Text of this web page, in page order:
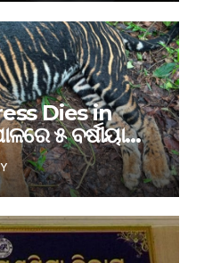
Dies in
୫ ବର୍ଷୀୟା
ଅସ୍ପଷ୍ଟ